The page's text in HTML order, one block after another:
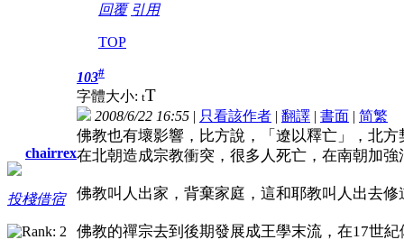
回覆 引用
TOP
chairrex
投棧借宿
103#
字體大小: tT
2008/6/22 16:55 | 只看該作者 | 翻譯 | 書面 | 简繁
佛教也有壞影響，比方說，「遼以釋亡」，北
在北朝造成宗教衝突，很多人死亡，在南朝加
佛教叫人出家，背棄家庭，這和耶教叫人出去修
佛教的禪宗去到後期發展成王學末流，在17世